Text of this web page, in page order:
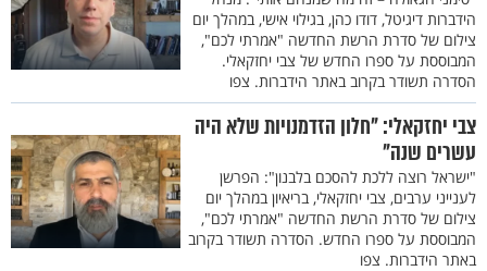
הידברות דיגיטל, דודו כהן, בגילוי אישי, במהלך יום
צילום של סדרת הרשת החדשה "אמרתי לכם",
המבוססת על ספרו החדש של צבי יחזקאלי.
הסדרה תשודר בקרוב באתר הידברות. צפו
צבי יחזקאלי: "חלון הזדמנויות שלא היה
עשרים שנה"
"ישראל רוצה ללכת להסכם בלבנון": הפרשן
לענייני ערבים, צבי יחזקאלי, בריאיון במהלך יום
צילום של סדרת הרשת החדשה "אמרתי לכם",
המבוססת על ספרו החדש. הסדרה תשודר בקרוב
באתר הידברות. צפו